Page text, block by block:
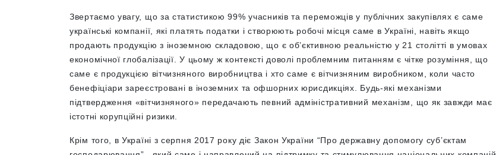
Звертаємо увагу, що за статистикою 99% учасників та переможців у публічних закупівлях є саме
українські компанії, які платять податки і створюють робочі місця саме в Україні, навіть якщо
продають продукцію з іноземною складовою, що є об’єктивною реальністю у 21 столітті в умовах
економічної глобалізації. У цьому ж контексті доволі проблемним питанням є чітке розуміння, що
саме є продукцією вітчизняного виробництва і хто саме є вітчизняним виробником, коли часто
бенефіціари зареєстровані в іноземних та офшорних юрисдикціях. Будь-які механізми
підтвердження «вітчизняного» передачають певний адміністративний механізм, що як завжди має
істотні корупційні ризики.
Крім того, в Україні з серпня 2017 року діє Закон України “Про державну допомогу суб’єктам